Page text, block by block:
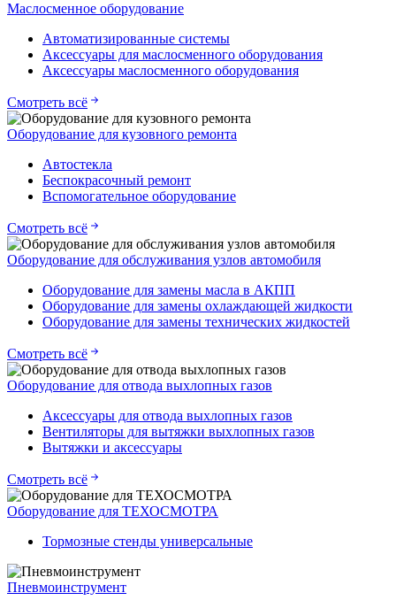
Маслосменное оборудование
Автоматизированные системы
Аксессуары для маслосменного оборудования
Аксессуары маслосменного оборудования
Смотреть всё
Оборудование для кузовного ремонта
Автостекла
Беспокрасочный ремонт
Вспомогательное оборудование
Смотреть всё
Оборудование для обслуживания узлов автомобиля
Оборудование для замены масла в АКПП
Оборудование для замены охлаждающей жидкости
Оборудование для замены технических жидкостей
Смотреть всё
Оборудование для отвода выхлопных газов
Аксессуары для отвода выхлопных газов
Вентиляторы для вытяжки выхлопных газов
Вытяжки и аксессуары
Смотреть всё
Оборудование для ТЕХОСМОТРА
Тормозные стенды универсальные
Пневмоинструмент